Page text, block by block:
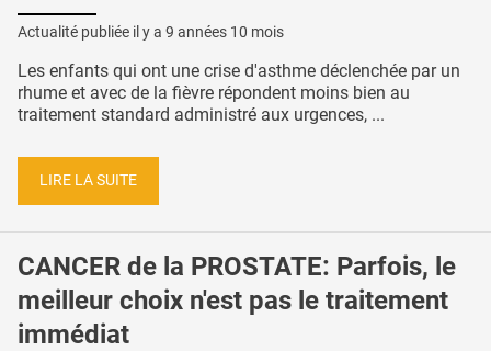
Actualité publiée il y a 9 années 10 mois
Les enfants qui ont une crise d'asthme déclenchée par un
rhume et avec de la fièvre répondent moins bien au
traitement standard administré aux urgences, ...
LIRE LA SUITE
CANCER de la PROSTATE: Parfois, le
meilleur choix n'est pas le traitement
immédiat